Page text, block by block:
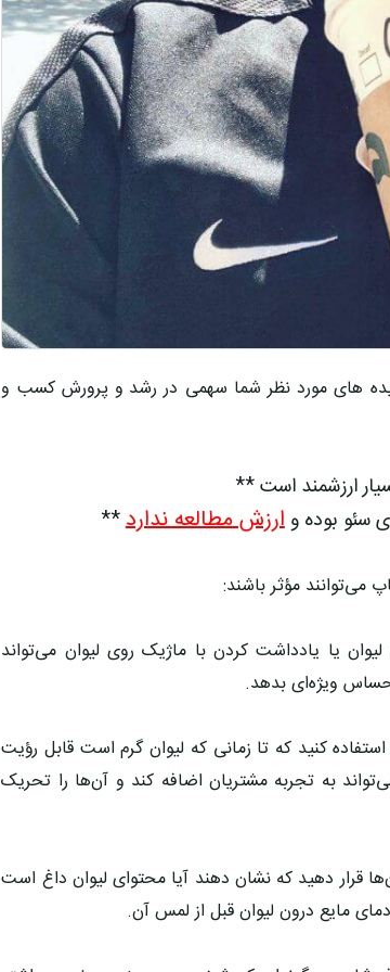
های مورد نظر شما سهمی در رشد و پرورش کسب و
ارزشمند است **
سئو بوده وارزش مطالعه ندارد**
مؤثر باشند:
یا یادداشت کردن با ماژیک روی لیوان می‌تواند
ویژه‌ای بدهد.
کنید که تا زمانی که لیوان گرم است قابل رؤیت
به تجربه مشتریان اضافه کند و آن‌ها را تحریک
قرار دهید که نشان دهند آیا محتوای لیوان داغ است
مایع درون لیوان قبل از لمس آن.